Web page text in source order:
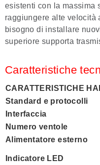
esistenti con la massima
raggiungere alte velocità
bisogno di installare
superiore supporta
Caratteristiche
CARATTERISTICHE
Standard e protocolli
Interfaccia
Numero ventole
Alimentatore esterno
Indicatore LED